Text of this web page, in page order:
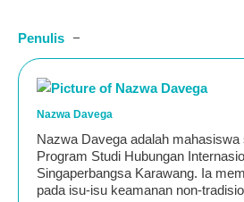
Penulis
Nazwa Davega
Nazwa Davega adalah
Program Studi Hubungan
Singaperbangsa Karawang. Ia
pada isu-isu keamanan non-